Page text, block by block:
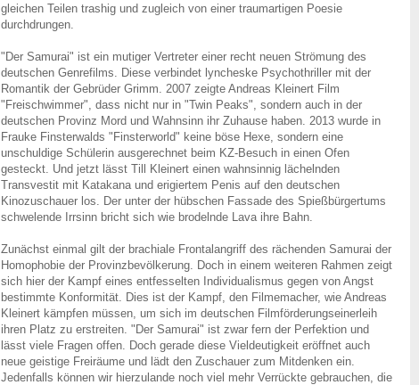
gleichen Teilen trashig und zugleich von einer traumartigen Poesie
durchdrungen.
"Der Samurai" ist ein mutiger Vertreter einer recht neuen Strömung des
deutschen Genrefilms. Diese verbindet lyncheske Psychothriller mit der
Romantik der Gebrüder Grimm. 2007 zeigte Andreas Kleinert Film
"Freischwimmer", dass nicht nur in "Twin Peaks", sondern auch in der
deutschen Provinz Mord und Wahnsinn ihr Zuhause haben. 2013 wurde in
Frauke Finsterwalds "Finsterworld" keine böse Hexe, sondern eine
unschuldige Schülerin ausgerechnet beim KZ-Besuch in einen Ofen
gesteckt. Und jetzt lässt Till Kleinert einen wahnsinnig lächelnden
Transvestit mit Katakana und erigiertem Penis auf den deutschen
Kinozuschauer los. Der unter der hübschen Fassade des Spießbürgertums
schwelende Irrsinn bricht sich wie brodelnde Lava ihre Bahn.
Zunächst einmal gilt der brachiale Frontalangriff des rächenden Samurai der
Homophobie der Provinzbevölkerung. Doch in einem weiteren Rahmen zeigt
sich hier der Kampf eines entfesselten Individualismus gegen von Angst
bestimmte Konformität. Dies ist der Kampf, den Filmemacher, wie Andreas
Kleinert kämpfen müssen, um sich im deutschen Filmförderungseinerleih
ihren Platz zu erstreiten. "Der Samurai" ist zwar fern der Perfektion und
lässt viele Fragen offen. Doch gerade diese Vieldeutigkeit eröffnet auch
neue geistige Freiräume und lädt den Zuschauer zum Mitdenken ein.
Jedenfalls können wir hierzulande noch viel mehr Verrückte gebrauchen, die